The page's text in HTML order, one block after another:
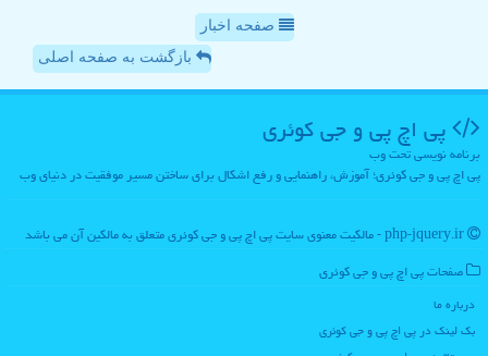
صفحه اخبار
بازگشت به صفحه اصلی
پی اچ پی و جی كوئری
برنامه نویسی تحت وب
پی اچ پی و جی کوئری؛ آموزش، راهنمایی و رفع اشکال برای ساختن مسیر موفقیت در دنیای وب
صفحات پی اچ پی و جی كوئری
درباره ما
بک لینک در پی اچ پی و جی كوئری